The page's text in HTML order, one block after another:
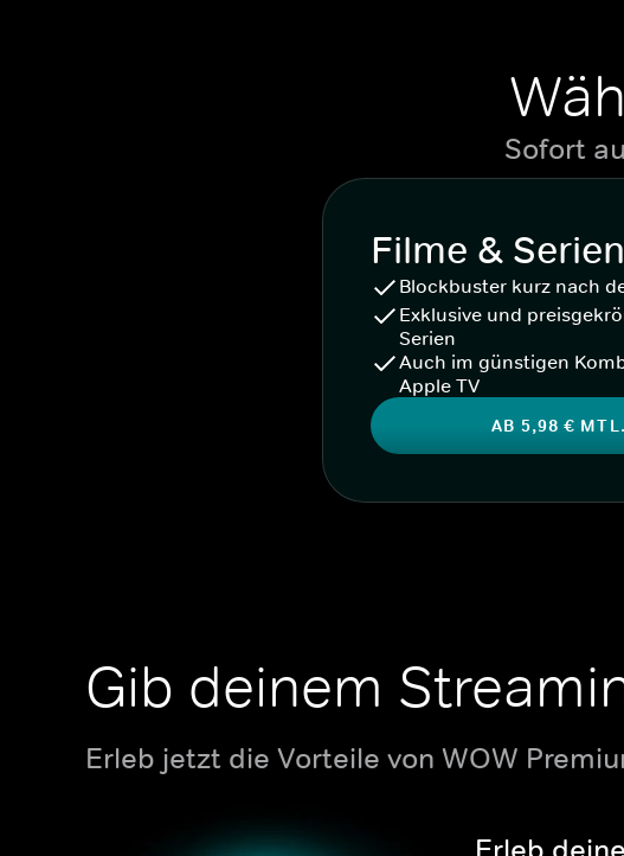
Sofort
Filme & Serien
Blockbuster kurz nach
Exklusive und
Serien
Auch im günstigen
Apple TV
AB 5,98 € MTL.
Gib deinem
Erleb jetzt die Vorteile von WOW